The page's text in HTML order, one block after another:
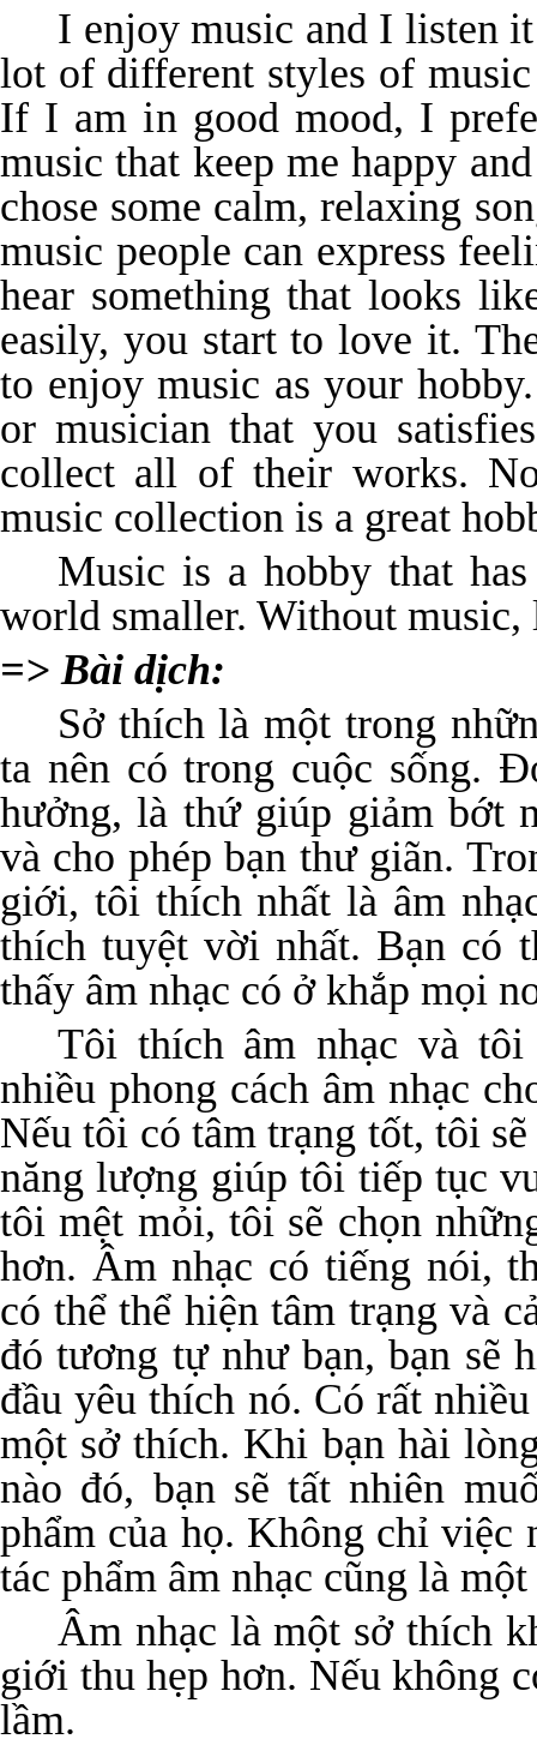
I enjoy music and I listen
lot of different styles of
If I am in good mood, I
music that keep me happy
chose some calm, relaxing
music people can express
hear something that looks
easily, you start to love it.
to enjoy music as your
or musician that you
collect all of their works.
music collection is a great
Music is a hobby that
world smaller. Without
=> Bài dịch:
Sở thích là một trong
ta nên có trong cuộc sống.
hưởng, là thứ giúp giảm bớt
và cho phép bạn thư giãn.
giới, tôi thích nhất là âm
thích tuyệt vời nhất. Bạn có
thấy âm nhạc có ở khắp mọi
Tôi thích âm nhạc và tôi
nhiều phong cách âm nhạc
Nếu tôi có tâm trạng tốt, tôi
năng lượng giúp tôi tiếp tục
tôi mệt mỏi, tôi sẽ chọn
hơn. Âm nhạc có tiếng nói,
có thể thể hiện tâm trạng và
đó tương tự như bạn, bạn sẽ
đầu yêu thích nó. Có rất
một sở thích. Khi bạn hài
nào đó, bạn sẽ tất nhiên
phẩm của họ. Không chỉ việc
tác phẩm âm nhạc cũng là
Âm nhạc là một sở thích
giới thu hẹp hơn. Nếu không
lầm.